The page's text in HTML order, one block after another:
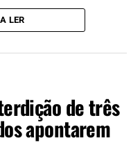
mobilização tem como
pelo Sistema
da caderneta
imunopreveníveis
população.
forma de
LER
de três
apontarem